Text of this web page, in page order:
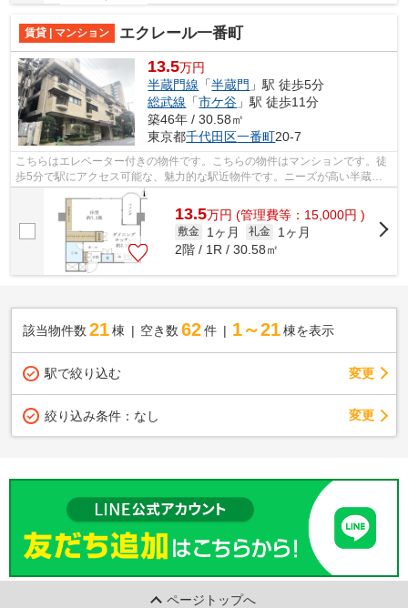
賃貸 | マンション エクレール一番町
13.5万円
半蔵門線 「半蔵門 」駅 徒歩5分
総武線 「市ケ谷 」駅 徒歩11分
築46年 / 30.58㎡
東京都千代田区一番町20-7
こちらはエレベーター付きの物件です。こちらの物件はマンションです。徒
歩5分で駅にアクセス可能な、魅力的な駅近物件です。ニーズが高い半蔵門
にお引っ越しをするなら、03-5296-9335...
13.5万円 (管理費等：15,000円 )
敷金 1ヶ月 礼金
1ヶ月
2階 / 1R / 30.58㎡
該当物件数 21棟 空き数 62 件 1～21 棟を表示
駅で絞り込む 変更
絞り込み条件： なし 変更
ページトップへ